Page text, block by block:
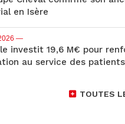
en Isère
—
investit 19,6 M€ pour
au service des patients
TOUTES